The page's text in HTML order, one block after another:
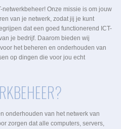
Onze missie is om jouw
van je netwerk, zodat jij je kunt
dat een goed functionerend ICT-
je bedrijf. Daarom bieden wij
het beheren en onderhouden van
op dingen die voor jou echt
onderhouden van het netwerk van
zorgen dat alle computers, servers,